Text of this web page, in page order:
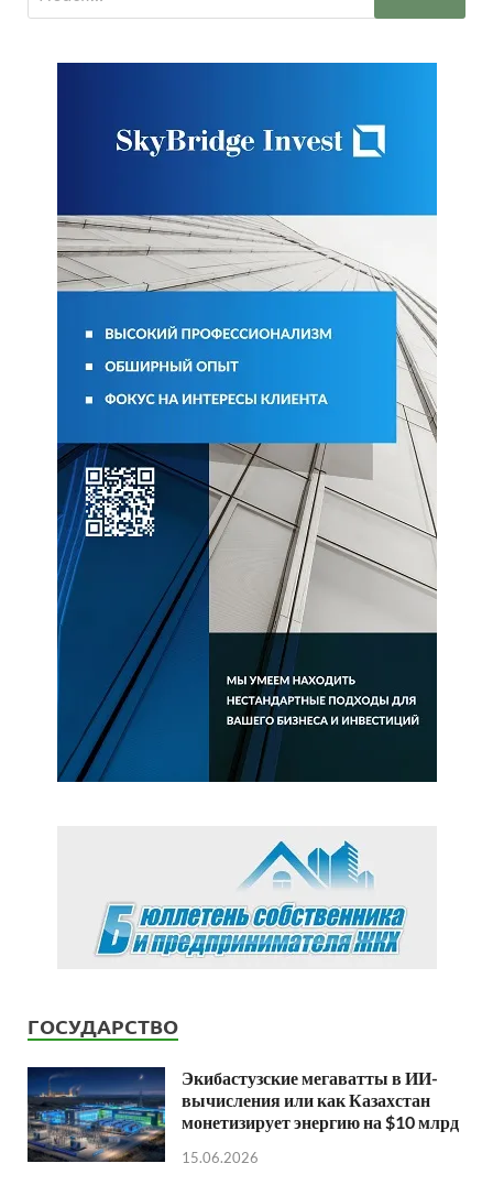
ГОСУДАРСТВО
Экибастузские мегаватты в ИИ-
вычисления или как Казахстан
монетизирует энергию на $10 млрд
15.06.2026